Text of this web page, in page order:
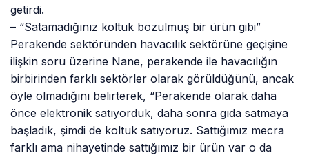
getirdi.
– “Satamadığınız koltuk bozulmuş bir ürün gibi”
Perakende sektöründen havacılık sektörüne geçişine
ilişkin soru üzerine Nane, perakende ile havacılığın
birbirinden farklı sektörler olarak görüldüğünü, ancak
öyle olmadığını belirterek, “Perakende olarak daha
önce elektronik satıyorduk, daha sonra gıda satmaya
başladık, şimdi de koltuk satıyoruz. Sattığımız mecra
farklı ama nihayetinde sattığımız bir ürün var o da